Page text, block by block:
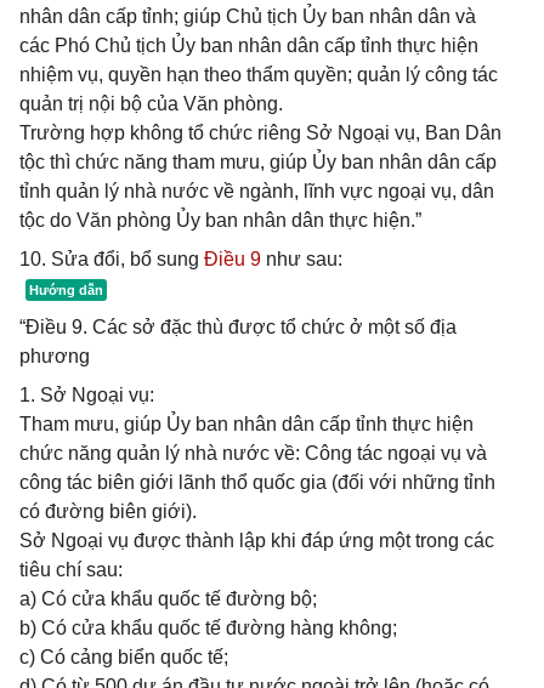
nhân dân cấp tỉnh; giúp Chủ tịch Ủy ban nhân dân và
các Phó Chủ tịch Ủy ban nhân dân cấp tỉnh thực hiện
nhiệm vụ, quyền hạn theo thẩm quyền; quản lý công tác
quản trị nội bộ của Văn phòng.
Trường hợp không tổ chức riêng Sở Ngoại vụ, Ban Dân
tộc thì chức năng tham mưu, giúp Ủy ban nhân dân cấp
tỉnh quản lý nhà nước về ngành, lĩnh vực ngoại vụ, dân
tộc do Văn phòng Ủy ban nhân dân thực hiện.”
10. Sửa đổi, bổ sung Điều 9 như sau:
“Điều 9. Các sở đặc thù được tổ chức ở một số địa
phương
1. Sở Ngoại vụ:
Tham mưu, giúp Ủy ban nhân dân cấp tỉnh thực hiện
chức năng quản lý nhà nước về: Công tác ngoại vụ và
công tác biên giới lãnh thổ quốc gia (đối với những tỉnh
có đường biên giới).
Sở Ngoại vụ được thành lập khi đáp ứng một trong các
tiêu chí sau:
a) Có cửa khẩu quốc tế đường bộ;
b) Có cửa khẩu quốc tế đường hàng không;
c) Có cảng biển quốc tế;